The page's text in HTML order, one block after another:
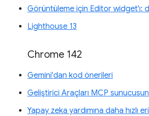
Görüntüleme için Editor widget'ı:
Lighthouse 13
Chrome 142
Gemini'dan kod önerileri
Geliştirici Araçları MCP
Yapay zeka yardımına daha hızlı